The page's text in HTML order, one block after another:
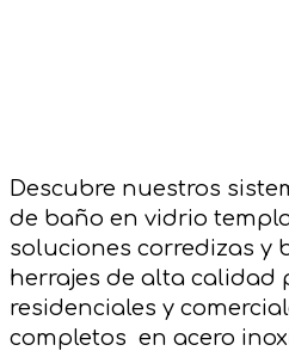
Descubre nuestros
de baño en vidrio
soluciones corredizas y
herrajes de alta calidad
residenciales y
completos en acero